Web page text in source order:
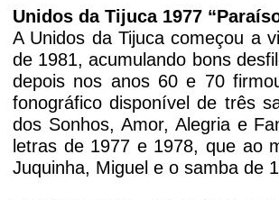
Unidos da Tijuca 1977
A Unidos da Tijuca começou a
de 1981, acumulando bons
depois nos anos 60 e 70
fonográfico disponível de três
dos Sonhos, Amor, Alegria e
letras de 1977 e 1978, que ao
Juquinha, Miguel e o samba de